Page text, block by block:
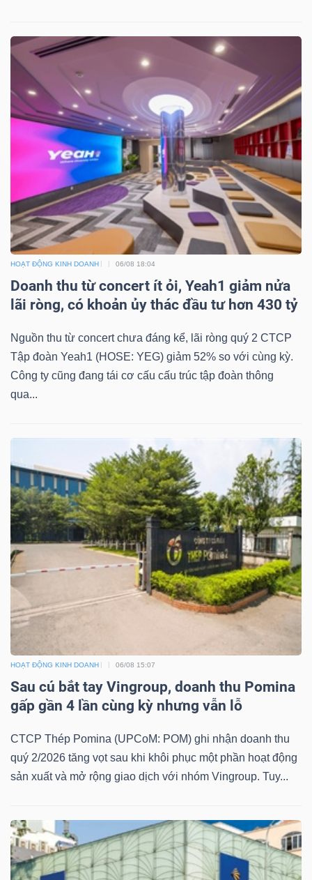
HOẠT ĐỘNG KINH DOANH 06/08 18:04
Doanh thu từ concert ít ỏi, Yeah1 giảm nửa
lãi ròng, có khoản ủy thác đầu tư hơn 430 tỷ
Nguồn thu từ concert chưa đáng kể, lãi ròng quý 2 CTCP
Tập đoàn Yeah1 (HOSE: YEG) giảm 52% so với cùng kỳ.
Công ty cũng đang tái cơ cấu cấu trúc tập đoàn thông
qua...
HOẠT ĐỘNG KINH DOANH 06/08 15:07
Sau cú bắt tay Vingroup, doanh thu Pomina
gấp gần 4 lần cùng kỳ nhưng vẫn lỗ
CTCP Thép Pomina (UPCoM: POM) ghi nhận doanh thu
quý 2/2026 tăng vọt sau khi khôi phục một phần hoạt động
sản xuất và mở rộng giao dịch với nhóm Vingroup. Tuy...